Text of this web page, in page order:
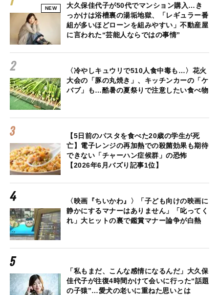
NEW
大久保佳代子が50代でマンション購入…き
っかけは浴槽裏の湯垢地獄、「レギュラー番
組が多いほどローンを組みやすい」不動産屋
に言われた“芸能人ならではの事情”
〈冷やしキュウリで510人食中毒も…〉花火
大会の「豚の丸焼き」、キッチンカーの「ケ
バブ」も…酷暑の夏祭りで注意したい食べ物
【5日前のパスタを食べた20歳の学生が死
亡】電子レンジの再加熱での殺菌効果も期待
できない「チャーハン症候群」の恐怖
【2026年6月バズり記事1位】
〈映画『ちいかわ』〉「子ども向けの映画に
静かにするマナーはありません」「叱ってく
れ」大ヒットの裏で鑑賞マナー論争が白熱
「私もまだ、こんな感情になるんだ」大久保
佳代子が往復4時間かけて会いに行った“話題
の子猿”…愛犬の老いに重ねた思いとは